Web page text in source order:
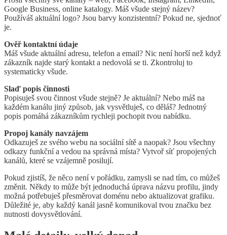
Google Business, online katalogy. Máš všude stejný název?
Používáš aktuální logo? Jsou barvy konzistentní? Pokud ne, sjednoť
je.
Ověř kontaktní údaje
Máš všude aktuální adresu, telefon a email? Nic není horší než když
zákazník najde starý kontakt a nedovolá se ti. Zkontroluj to
systematicky všude.
Slaď popis činnosti
Popisuješ svou činnost všude stejně? Je aktuální? Nebo máš na
každém kanálu jiný způsob, jak vysvětluješ, co děláš? Jednotný
popis pomáhá zákazníkům rychleji pochopit tvou nabídku.
Propoj kanály navzájem
Odkazuješ ze svého webu na sociální sítě a naopak? Jsou všechny
odkazy funkční a vedou na správná místa? Vytvoř síť propojených
kanálů, které se vzájemně posilují.
Pokud zjistíš, že něco není v pořádku, zamysli se nad tím, co můžeš
změnit. Někdy to může být jednoduchá úprava názvu profilu, jindy
možná potřebuješ přesměrovat doménu nebo aktualizovat grafiku.
Důležité je, aby každý kanál jasně komunikoval tvou značku bez
nutnosti dovysvětlování.